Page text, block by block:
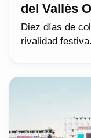
del Vallès
Diez días de
rivalidad festiva.